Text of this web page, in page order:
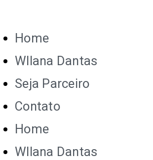
Home
Wllana Dantas
Seja Parceiro
Contato
Home
Wllana Dantas